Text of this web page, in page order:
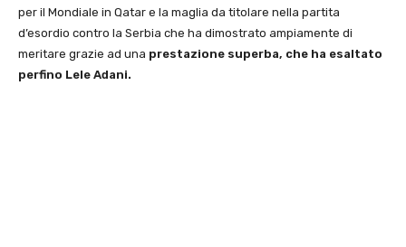
per il Mondiale in Qatar e la maglia da titolare nella partita
d’esordio contro la Serbia che ha dimostrato ampiamente di
meritare grazie ad una prestazione superba, che ha esaltato
perfino Lele Adani.